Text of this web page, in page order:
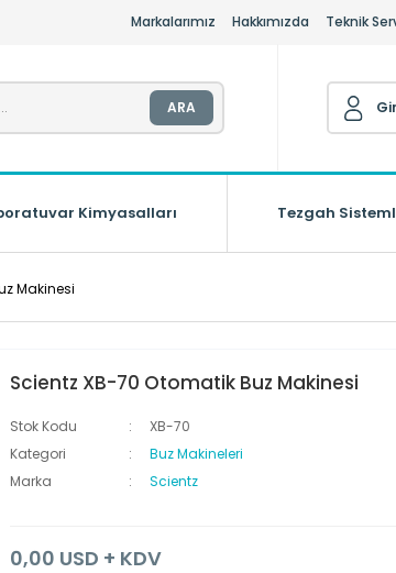
Markalarımız Hakkımızda Teknik
ARA
Kimyasalları Tezgah
Makinesi
Scientz XB-70 Otomatik Buz Makinesi
Stok Kodu
XB-70
Kategori
Buz Makineleri
Marka
Scientz
0,00 USD + KDV